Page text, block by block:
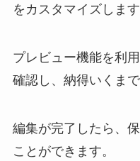
をカスタマイズします
プレビュー機能を利
確認し、納得いくま
編集が完了したら、
ことができます。